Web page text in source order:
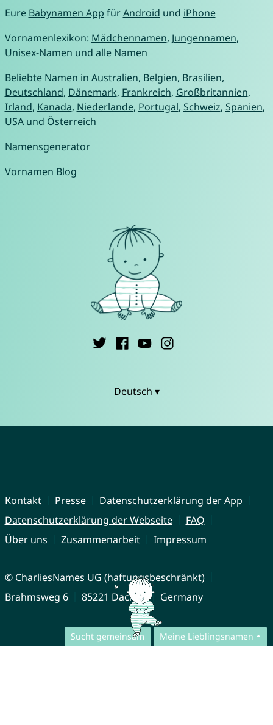
Sucht gemeinsam Meine Lieblingsnamen
Eure Babynamen App fürAndroid und iPhone
Vornamenlexikon: Mädchennamen, Jungennamen,
Unisex-Namen und alle Namen
Beliebte Namen in Australien, Belgien, Brasilien,
Deutschland, Dänemark, Frankreich, Großbritannien,
Irland, Kanada, Niederlande, Portugal, Schweiz, Spanien,
USAund Österreich
Namensgenerator
Vornamen Blog
Deutsch ▾
Kontakt Presse
Datenschutzerklärung der App
Datenschutzerklärung der Webseite
FAQ
Über uns
Zusammenarbeit Impressum
© CharliesNames UG (haftungsbeschränkt)
Brahmsweg 6
85221 Dachau Germany